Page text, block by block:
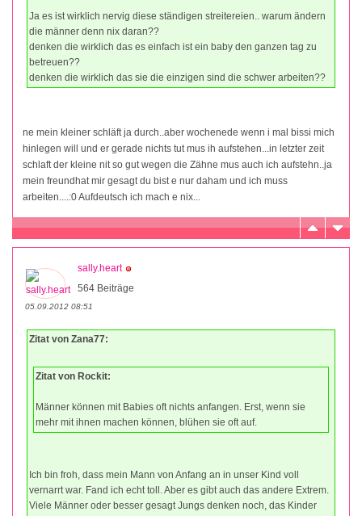
Ja es ist wirklich nervig diese ständigen streitereien.. warum ändern
die männer denn nix daran??
denken die wirklich das es einfach ist ein baby den ganzen tag zu
betreuen??
denken die wirklich das sie die einzigen sind die schwer arbeiten??
ne mein kleiner schläft ja durch..aber wochenede wenn i mal bissi mich
hinlegen will und er gerade nichts tut mus ih aufstehen...in letzter zeit
schlaft der kleine nit so gut wegen die Zähne mus auch ich aufstehn..ja
mein freundhat mir gesagt du bist e nur daham und ich muss
arbeiten....:0 Aufdeutsch ich mach e nix...
sally.heart
564 Beiträge
05.09.2012 08:51
Zitat von Zana77:
Zitat von Rockit:
Männer können mit Babies oft nichts anfangen. Erst, wenn sie
mehr mit ihnen machen können, blühen sie oft auf.
Ich bin froh, dass mein Mann von Anfang an in unser Kind voll
vernarrt war. Fand ich echt toll. Aber es gibt auch das andere Extrem.
Viele Männer oder besser gesagt Jungs denken noch, das Kinder